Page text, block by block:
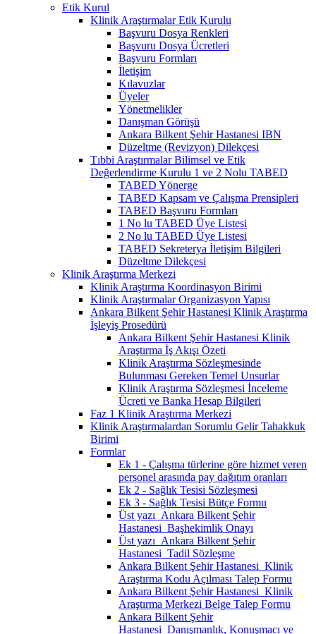
Etik Kurul
Klinik Araştırmalar Etik Kurulu
Başvuru Dosya Renkleri
Başvuru Dosya Ücretleri
Başvuru Formları
İletişim
Kılavuzlar
Üyeler
Yönetmelikler
Danışman Görüşü
Ankara Bilkent Şehir Hastanesi IBN
Düzeltme (Revizyon) Dilekçesi
Tıbbi Araştırmalar Bilimsel ve Etik
Değerlendirme Kurulu 1 ve 2 Nolu TABED
TABED Yönerge
TABED Kapsam ve Çalışma Prensipleri
TABED Başvuru Formları
1 No lu TABED Üye Listesi
2 No lu TABED Üye Listesi
TABED Sekreterya İletişim Bilgileri
Düzeltme Dilekçesi
Klinik Araştırma Merkezi
Klinik Araştırma Koordinasyon Birimi
Klinik Araştırmalar Organizasyon Yapısı
Ankara Bilkent Şehir Hastanesi Klinik Araştırma
İşleyiş Prosedürü
Ankara Bilkent Şehir Hastanesi Klinik
Araştırma İş Akışı Özeti
Klinik Araştırma Sözleşmesinde
Bulunması Gereken Temel Unsurlar
Klinik Araştırma Sözleşmesi İnceleme
Ücreti ve Banka Hesap Bilgileri
Faz 1 Klinik Araştırma Merkezi
Klinik Araştırmalardan Sorumlu Gelir Tahakkuk
Birimi
Formlar
Ek 1 - Çalışma türlerine göre hizmet veren
personel arasında pay dağıtım oranları
Ek 2 - Sağlık Tesisi Sözleşmesi
Ek 3 - Sağlık Tesisi Bütçe Formu
Üst yazı_Ankara Bilkent Şehir
Hastanesi_Başhekimlik Onayı
Üst yazı_Ankara Bilkent Şehir
Hastanesi_Tadil Sözleşme
Ankara Bilkent Şehir Hastanesi_Klinik
Araştırma Kodu Açılması Talep Formu
Ankara Bilkent Şehir Hastanesi_Klinik
Araştırma Merkezi Belge Talep Formu
Ankara Bilkent Şehir
Hastanesi_Danışmanlık, Konuşmacı ve